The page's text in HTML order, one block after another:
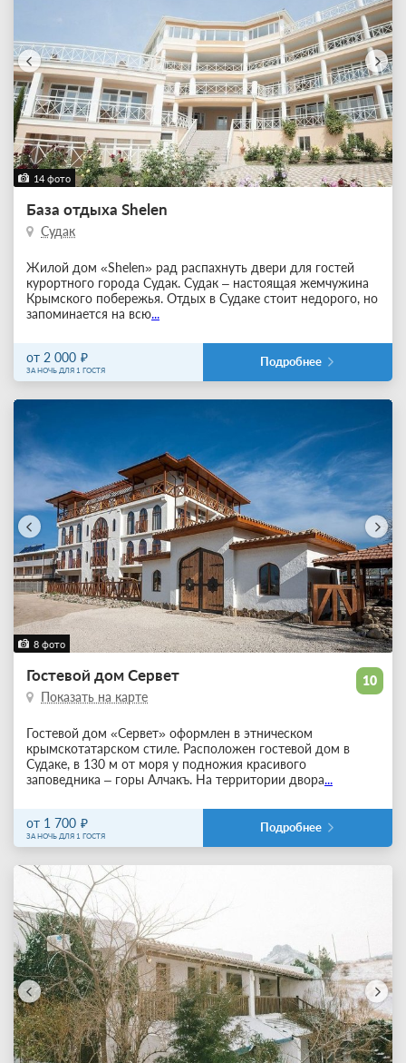
14 фото
База отдыха Shelen
Судак
Жилой дом «Shelen» рад распахнуть двери для гостей
курортного города Судак. Судак – настоящая жемчужина
Крымского побережья. Отдых в Судаке стоит недорого, но
запоминается на всю...
от 2 000
ЗА НОЧЬ ДЛЯ 1 ГОСТЯ
Подробнее
8 фото
10
Гостевой дом Сервет
Показать на карте
Гостевой дом «Сервет» оформлен в этническом
крымскотатарском стиле. Расположен гостевой дом в
Судаке, в 130 м от моря у подножия красивого
заповедника – горы Алчакъ. На территории двора...
от 1 700
ЗА НОЧЬ ДЛЯ 1 ГОСТЯ
Подробнее